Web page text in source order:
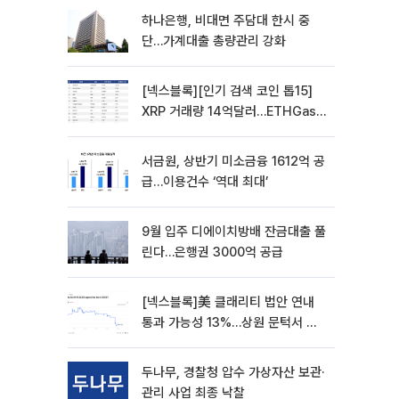
하나은행, 비대면 주담대 한시 중
단…가계대출 총량관리 강화
[넥스블록][인기 검색 코인 톱15]
XRP 거래량 14억달러…ETHGas
서금원, 상반기 미소금융 1612억 공
급…이용건수 ‘역대 최대’
9월 입주 디에이치방배 잔금대출 풀
린다…은행권 3000억 공급
[넥스블록]美 클래리티 법안 연내
통과 가능성 13%…상원 문턱서 제
두나무, 경찰청 압수 가상자산 보관·
관리 사업 최종 낙찰